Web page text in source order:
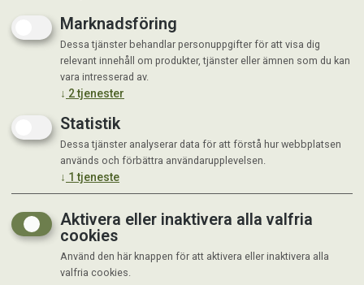
Marknadsföring
Dessa tjänster behandlar personuppgifter för att visa dig
relevant innehåll om produkter, tjänster eller ämnen som du kan
vara intresserad av.
↓ 2tjenester
Statistik
Dessa tjänster analyserar data för att förstå hur webbplatsen
används och förbättra användarupplevelsen.
↓ 1 tjeneste
Aktivera eller inaktivera alla valfria
cookies
Använd den här knappen för att aktivera eller inaktivera alla
valfria cookies.